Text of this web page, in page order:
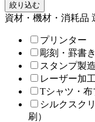
絞り込む
資材・機材・消耗品
プリンター
彫刻・罫書
スタンプ製造
レーザー加
Tシャツ・布
シルクスク
刷）